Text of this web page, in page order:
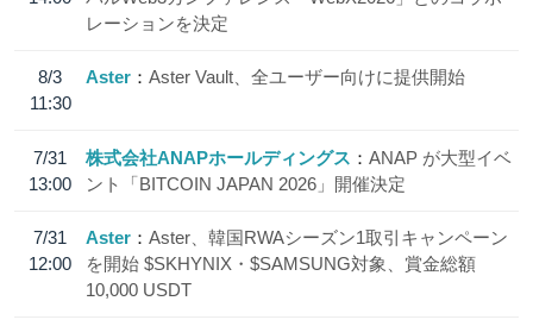
レーションを決定
8/3
11:30
Aster Aster Vault、全ユーザー向けに提供開始
7/31
13:00
株式会社ANAPホールディングス
ANAP が大型イベ
ント「BITCOIN JAPAN 2026」開催決定
7/31
12:00
Aster
Aster、韓国RWAシーズン1取引キャンペーン
を開始 $SKHYNIX・$SAMSUNG対象、賞金総額
10,000 USDT